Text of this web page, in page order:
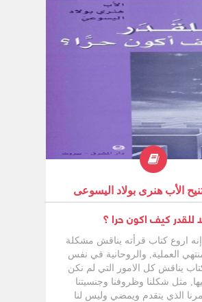
الأب هنرى بولاد اليسوعى
للقدر كيف اكون حرا ؟
اروع كتاب قرأته يناقش مشكلة
العملية, والروحانية في نفس
يناقش كل الامور التي لم نكن
مثل شكلنا وظروفنا وجنسيتنا
الذي يتقدم ويمضي وليس لنا